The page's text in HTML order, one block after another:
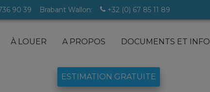
90 39 Brabant Wallon: +32 (0) 67 85 11 89
À LOUER A PROPOS DOCUMENTS ET INFO
ESTIMATION GRATUITE